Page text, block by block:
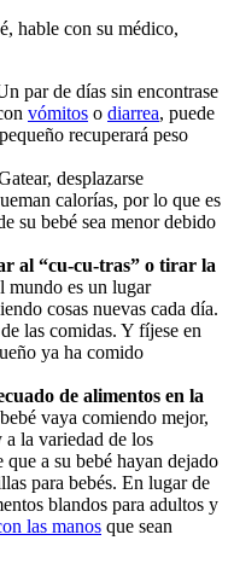
hable con su médico,
par de días sin encontrase
vómitos o diarrea, puede
recuperará peso
desplazarse
calorías, por lo que es
su bebé sea menor debido
al “cu-cu-tras” o tirar la
mundo es un lugar
cosas nuevas cada día.
las comidas. Y fíjese en
ya ha comido
de alimentos en la
vaya comiendo mejor,
a la variedad de los
a su bebé hayan dejado
para bebés. En lugar de
blandos para adultos y
las manos que sean